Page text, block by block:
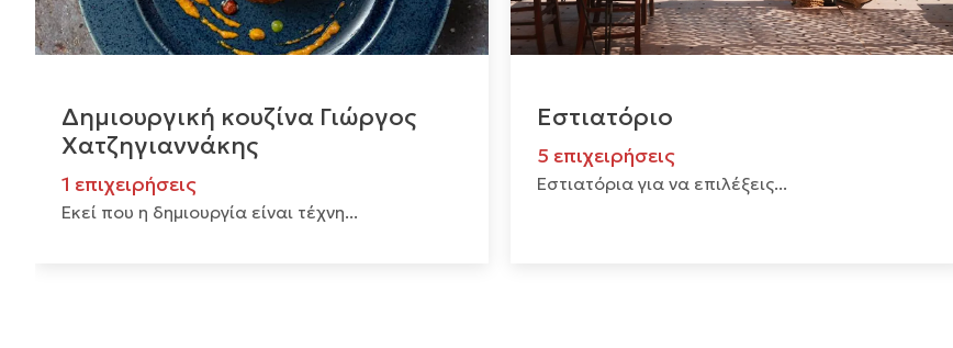
Δημιουργική κουζίνα Γιώργος
Χατζηγιαννάκης
1 επιχειρήσεις
Εκεί που η δημιουργία είναι τέχνη...
Εστιατόριο
5 επιχειρήσεις
Εστιατόρια για να επιλέξεις...